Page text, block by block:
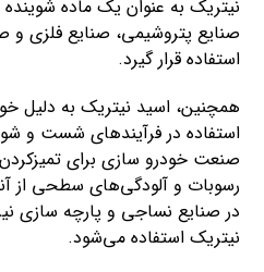
نیتریک به عنوان یک ماده
صنایع پتروشیمی، صنایع فلزی و
استفاده قرار گیرد.
همچنین، اسید نیتریک به دلیل
استفاده در فرآیندهای شست و
صنعت خودرو سازی برای
رسوبات و آلودگی‌های سطحی از
در صنایع نساجی و پارچه سازی
نیتریک استفاده می‌شود.